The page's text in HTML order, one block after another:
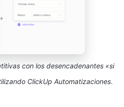
con los desencadenantes «si
ClickUp Automatizaciones.